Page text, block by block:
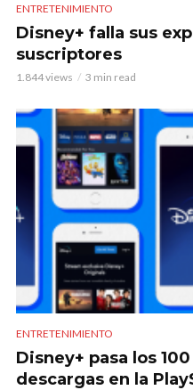
ENTRETENIMIENTO
Disney+ falla sus
suscriptores
1.844 views 3 min read
ENTRETENIMIENTO
Disney+ pasa los
descargas en la